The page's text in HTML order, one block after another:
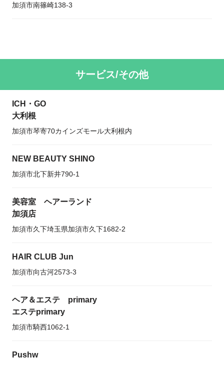
加須市南篠崎138-3
サービス/その他
ICH・GO
大利根
加須市琴寄70カインズモール大利根内
NEW BEAUTY SHINO
加須市北下新井790-1
美容室 ヘアーランド
加須店
加須市久下埼玉県加須市久下1682-2
HAIR CLUB Jun
加須市向古河2573-3
ヘア＆エステ primary
エステprimary
加須市騎西1062-1
Pushw